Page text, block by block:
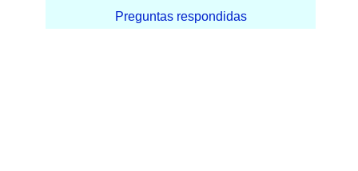
Preguntas respondidas